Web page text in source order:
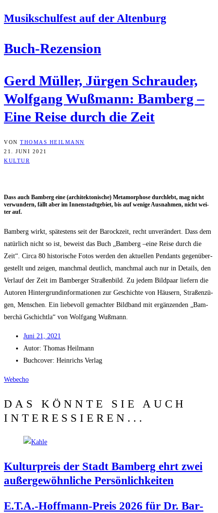
Musik­schul­fest auf der Altenburg
Buch-Rezen­si­on
Gerd Mül­ler, Jür­gen Schrau­der,
Wolf­gang Wuß­mann: Bam­berg –
Eine Rei­se durch die Zeit
VON THOMAS HEILMANN
21. JUNI 2021
KULTUR
Dass auch Bam­berg eine (archi­tek­to­ni­sche) Meta­mor­pho­se durch­lebt, mag nicht
ver­wun­dern, fällt aber im Innen­stadt­ge­biet, bis auf weni­ge Aus­nah­men, nicht wei­
ter auf.
Bam­berg wirkt, spä­tes­tens seit der Barock­zeit, recht unver­än­dert. Dass dem
natür­lich nicht so ist, beweist das Buch „Bam­berg –eine Rei­se durch die
Zeit“. Cir­ca 80 his­to­ri­sche Fotos wer­den den aktu­el­len Pen­dants gegen­über­
ge­stellt und zei­gen, manch­mal deut­lich, manch­mal auch nur in Details, den
Ver­lauf der Zeit im Bam­ber­ger Stra­ßen­bild. Zu jedem Bild­paar lie­fern die
Autoren Hin­ter­grund­in­for­ma­tio­nen zur Geschich­te von Häu­sern, Stra­ßen­zü­
gen, Men­schen. Ein lie­be­voll gemach­ter Bild­band mit ergän­zen­den „Bam­
ber­chä Gschicht­la“ von Wolf­gang Wußmann.
Juni 21, 2021
Autor: Tho­mas Heilmann
Buch­co­ver: Hein­richs Verlag
Web­echo
DAS KÖNNTE SIE AUCH
INTERESSIEREN...
Kul­tur­preis der Stadt Bam­berg ehrt zwei
außer­ge­wöhn­li­che Persönlichkeiten
E.T.A.-Hoffmann-Preis 2026 für Dr. Bar­